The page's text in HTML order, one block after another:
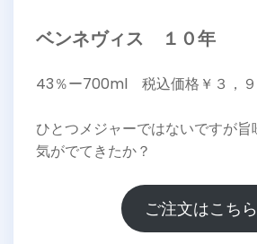
ベンネヴィス １０年
43％ー700ml 税込価格￥３，９
ひとつメジャーではないですが
気がでてきたか？
ご注文はこちら